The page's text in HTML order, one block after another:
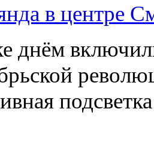
в центре
днём